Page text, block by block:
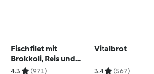
Fischfilet mit
Brokkoli, Reis und
Dillsauce
4.3 (971)
Vitalbrot
3.4 (567)